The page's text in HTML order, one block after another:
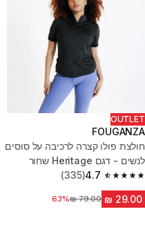
OUTLET
FOUGANZA
חולצת פולו קצרה לרכיבה על סוסים
לנשים - דגם Heritage שחור
4.7
4.7 out of 5 stars from 335 reviews
(335)
מחיר לפני הנחה‏79.00 ₪
63%